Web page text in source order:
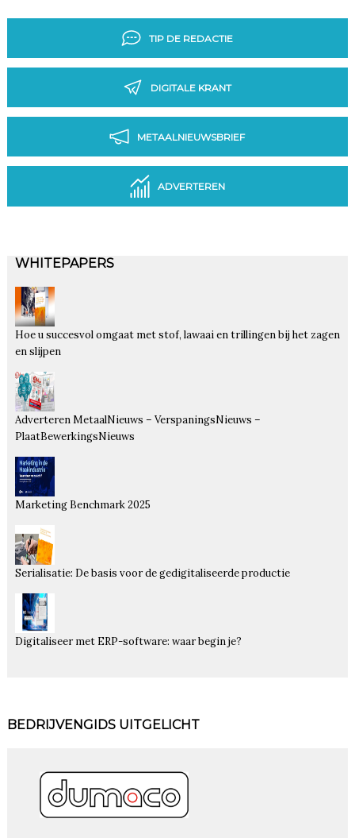
TIP DE REDACTIE
DIGITALE KRANT
METAALNIEUWSBRIEF
ADVERTEREN
WHITEPAPERS
Hoe u succesvol omgaat met stof, lawaai en trillingen bij het zagen
en slijpen
Adverteren MetaalNieuws – VerspaningsNieuws –
PlaatBewerkingsNieuws
Marketing Benchmark 2025
Serialisatie: De basis voor de gedigitaliseerde productie
Digitaliseer met ERP-software: waar begin je?
BEDRIJVENGIDS UITGELICHT